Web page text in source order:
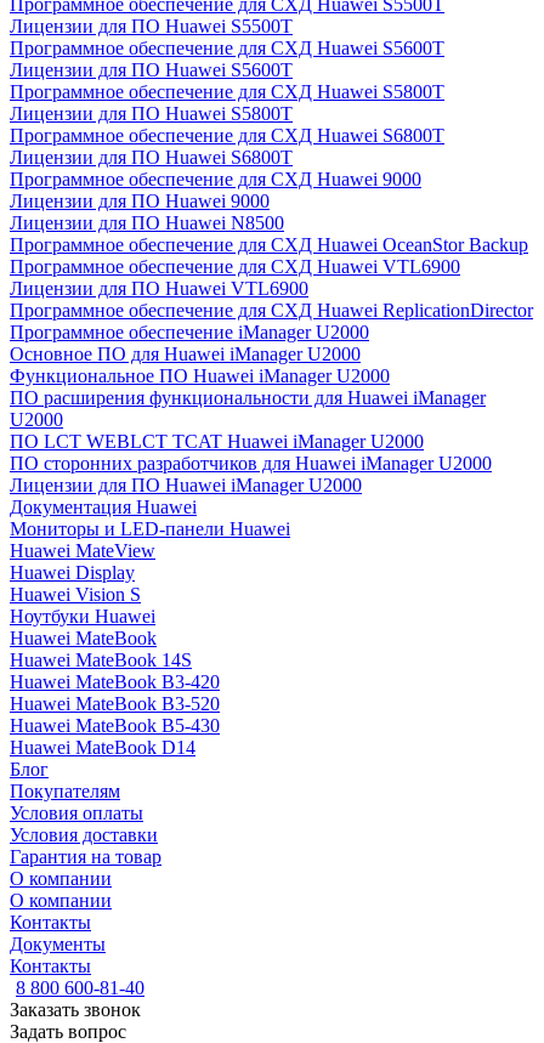
Программное обеспечение для СХД Huawei S5500T
Лицензии для ПО Huawei S5500T
Программное обеспечение для СХД Huawei S5600T
Лицензии для ПО Huawei S5600T
Программное обеспечение для СХД Huawei S5800T
Лицензии для ПО Huawei S5800T
Программное обеспечение для СХД Huawei S6800T
Лицензии для ПО Huawei S6800T
Программное обеспечение для СХД Huawei 9000
Лицензии для ПО Huawei 9000
Лицензии для ПО Huawei N8500
Программное обеспечение для СХД Huawei OceanStor Backup
Программное обеспечение для СХД Huawei VTL6900
Лицензии для ПО Huawei VTL6900
Программное обеспечение для СХД Huawei ReplicationDirector
Программное обеспечение iManager U2000
Основное ПО для Huawei iManager U2000
Функциональное ПО Huawei iManager U2000
ПО расширения функциональности для Huawei iManager
U2000
ПО LCT WEBLCT TCAT Huawei iManager U2000
ПО сторонних разработчиков для Huawei iManager U2000
Лицензии для ПО Huawei iManager U2000
Документация Huawei
Мониторы и LED-панели Huawei
Huawei MateView
Huawei Display
Huawei Vision S
Ноутбуки Huawei
Huawei MateBook
Huawei MateBook 14S
Huawei MateBook B3-420
Huawei MateBook B3-520
Huawei MateBook B5-430
Huawei MateBook D14
Блог
Покупателям
Условия оплаты
Условия доставки
Гарантия на товар
О компании
О компании
Контакты
Документы
Контакты
8 800 600-81-40
Заказать звонок
Задать вопрос